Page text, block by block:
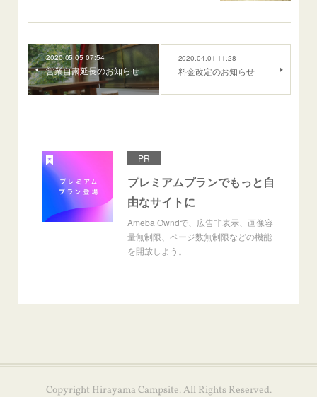
2020.05.05 07:54
営業自粛延長のお知らせ
2020.04.01 11:28
料金改定のお知らせ
PR
プレミアムプランでもっと自
由なサイトに
Ameba Owndで、広告非表示、画像容
量無制限、ページ数無制限などの機能
を開放しよう。
Copyright Hirayama Campsite. All Rights Reserved.